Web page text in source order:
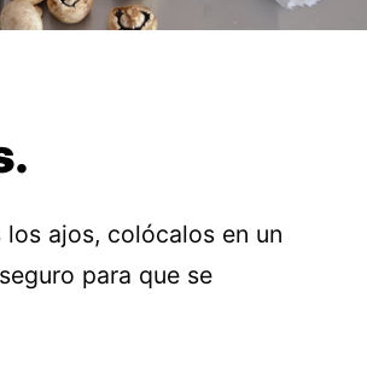
ajos, colócalos en un
para que se